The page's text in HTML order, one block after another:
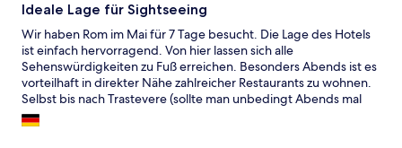
Ideale Lage für Sightseeing
Wir haben Rom im Mai für 7 Tage besucht. Die Lage des Hotels
ist einfach hervorragend. Von hier lassen sich alle
Sehenswürdigkeiten zu Fuß erreichen. Besonders Abends ist es
vorteilhaft in direkter Nähe zahlreicher Restaurants zu wohnen.
Selbst bis nach Trastevere (sollte man unbedingt Abends mal
erleben) ist es nicht weit. Das Hotel liegt ruhig in einer kleinen
Gasse neben dem Campo Fiori. Es hat allerdings keine schöne